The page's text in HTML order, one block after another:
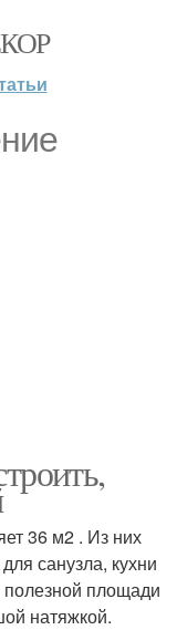
36 м2 . Из них
санузла, кухни
площади
натяжкой.